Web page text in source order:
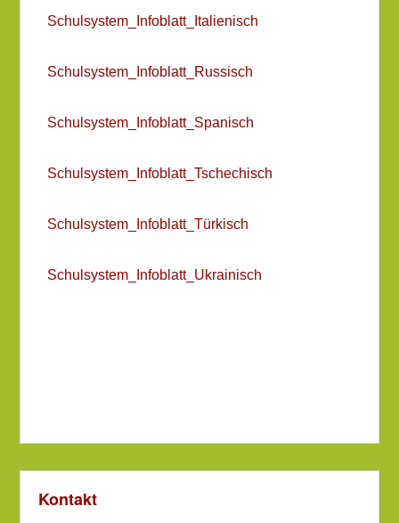
Schulsystem_Infoblatt_Italienisch
Schulsystem_Infoblatt_Russisch
Schulsystem_Infoblatt_Spanisch
Schulsystem_Infoblatt_Tschechisch
Schulsystem_Infoblatt_Türkisch
Schulsystem_Infoblatt_Ukrainisch
Kontakt